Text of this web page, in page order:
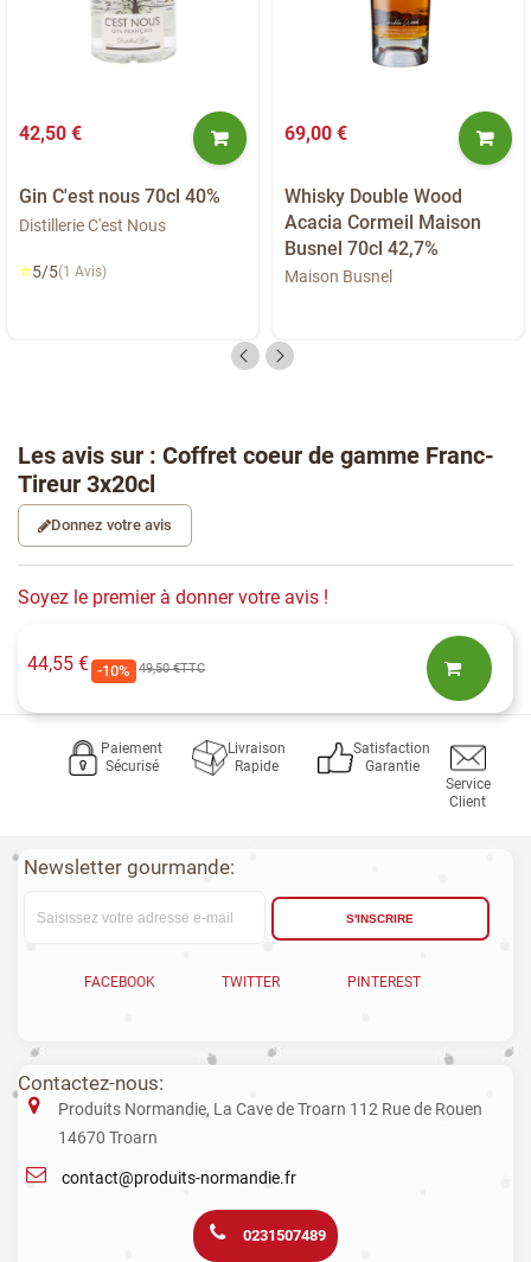
42,50 €
Gin C'est nous 70cl 40%
Distillerie C'est Nous
⭐5/5(1 Avis)
69,00 €
Whisky Double Wood
Acacia Cormeil Maison
Busnel 70cl 42,7%
Maison Busnel
Les avis sur : Coffret coeur de gamme Franc-
Tireur 3x20cl
Donnez votre avis
Soyez le premier à donner votre avis !
44,55 € -10% 49,50 €TTC
Paiement
Sécurisé
Livraison
Rapide
Satisfaction
Garantie
Service
Client
Newsletter gourmande:
S'INSCRIRE
FACEBOOK TWITTER PINTEREST
Contactez-nous:
Produits Normandie, La Cave de Troarn 112 Rue de Rouen
14670 Troarn
contact@produits-normandie.fr
0231507489